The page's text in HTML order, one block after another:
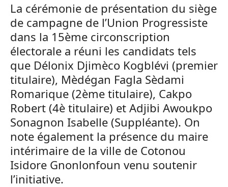
La cérémonie de présentation du siège
de campagne de l’Union Progressiste
dans la 15ème circonscription
électorale a réuni les candidats tels
que Délonix Djimèco Kogblévi (premier
titulaire), Mèdégan Fagla Sèdami
Romarique (2ème titulaire), Cakpo
Robert (4è titulaire) et Adjibi Awoukpo
Sonagnon Isabelle (Suppléante). On
note également la présence du maire
intérimaire de la ville de Cotonou
Isidore Gnonlonfoun venu soutenir
l’initiative.